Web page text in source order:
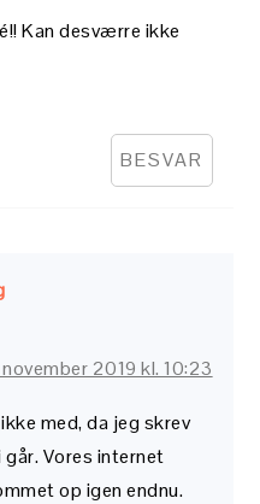
Kan desværre ikke
BESVAR
2019 kl. 10:23
med, da jeg skrev
Vores internet
op igen endnu.